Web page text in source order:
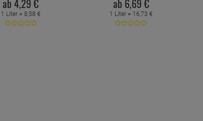
ab 4,29 €
1 Liter = 8,58 €
ab 6,69 €
1 Liter = 16,73 €